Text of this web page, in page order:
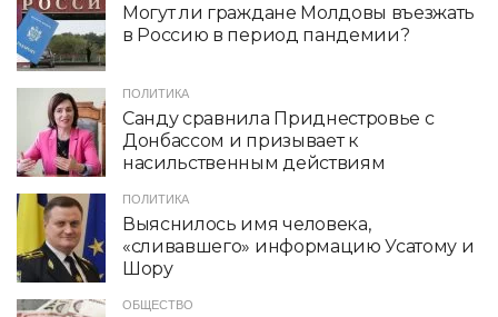
Могут ли граждане Молдовы въезжать
в Россию в период пандемии?
ПОЛИТИКА
Санду сравнила Приднестровье с
Донбассом и призывает к
насильственным действиям
ПОЛИТИКА
Выяснилось имя человека,
«сливавшего» информацию Усатому и
Шору
ОБЩЕСТВО